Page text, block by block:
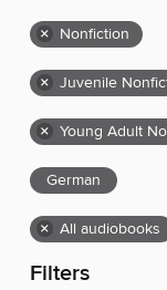
× Nonfiction
× Juvenile
× Young Adult
German
× All audiobooks
Filters